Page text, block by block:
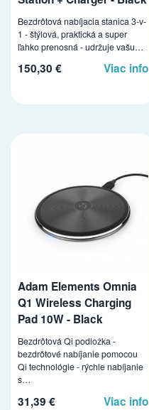
Bezdrôtová nabíjacia stanica 3-v-
1 - štýlová, praktická a super
ľahko prenosná - udržuje vašu…
150,30 € Viac info
Adam Elements Omnia
Q1 Wireless Charging
Pad 10W - Black
Bezdrôtová Qi podložka -
bezdrôtové nabíjanie pomocou
Qi technológie - rýchle nabíjanie
s…
31,39 € Viac info